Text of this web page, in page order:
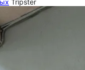
Tripster